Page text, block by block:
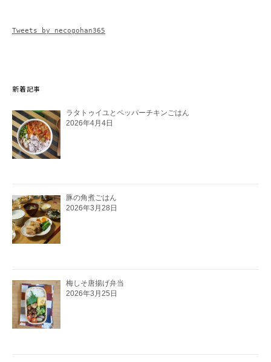
Tweets by necogohan365
新着記事
ラタトゥイユとペッパーチキンごはん
2026年4月4日
豚の角煮ごはん
2026年3月28日
梅しそ唐揚げ弁当
2026年3月25日